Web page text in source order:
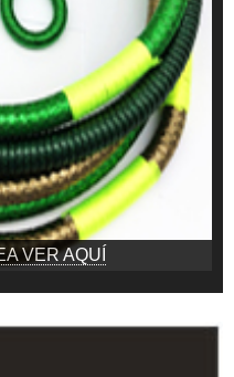
VER AQUÍ